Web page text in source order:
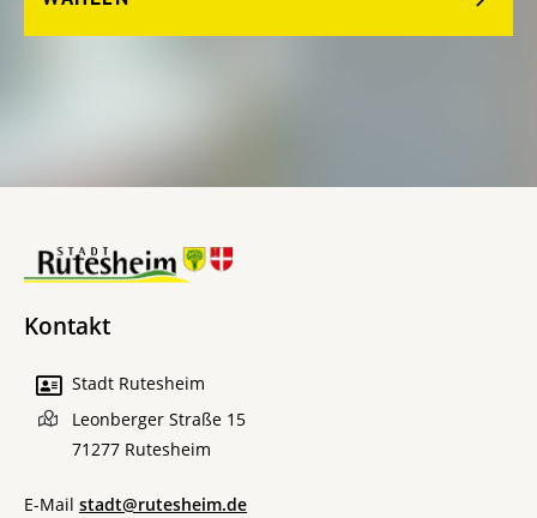
Kontakt
Stadt Rutesheim
Leonberger Straße 15
71277 Rutesheim
E-Mail stadt@rutesheim.de